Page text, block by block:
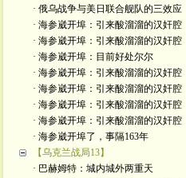
· 俄乌战争与美日联合舰队的三效应
· 海参崴开埠：引来酸溜溜的汉奸腔
· 海参崴开埠：引来酸溜溜的汉奸腔
· 海参崴开埠：目前好处尔尔
· 海参崴开埠：引来酸溜溜的汉奸腔
· 海参崴开埠：引来酸溜溜的汉奸腔
· 海参崴开埠：引来酸溜溜的汉奸腔
· 海参崴开埠：引来酸溜溜的汉奸腔
· 海参崴开埠了，事隔163年
【乌克兰战局13】
· 巴赫姆特：城内城外两重天